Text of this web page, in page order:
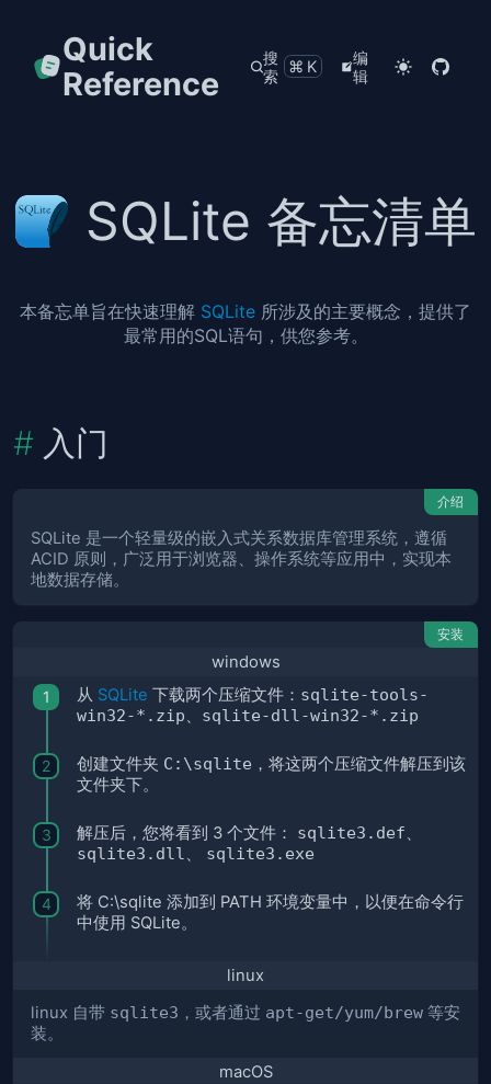
Quick
Reference
搜
索
⌘K
编
辑
SQLite 备忘清单
本备忘单旨在快速理解 SQLite 所涉及的主要概念，提供了
最常用的SQL语句，供您参考。
入门
介绍
SQLite 是一个轻量级的嵌入式关系数据库管理系统，遵循
ACID 原则，广泛用于浏览器、操作系统等应用中，实现本
地数据存储。
安装
windows
从 SQLite 下载两个压缩文件： sqlite-tools-
win32-*.zip、 sqlite-dll-win32-*.zip
创建文件夹 C:\sqlite ，将这两个压缩文件解压到该
文件夹下。
解压后，您将看到 3 个文件： sqlite3.def、
sqlite3.dll 、 sqlite3.exe
将 C:\sqlite 添加到 PATH 环境变量中，以便在命令行
中使用 SQLite。
linux
linux 自带 sqlite3 ，或者通过 apt-get/yum/brew 等安
装。
macOS